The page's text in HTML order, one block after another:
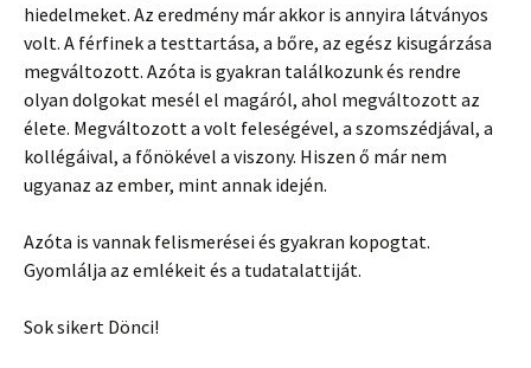
hiedelmeket. Az eredmény már akkor is annyira látványos
volt. A férfinek a testtartása, a bőre, az egész kisugárzása
megváltozott. Azóta is gyakran találkozunk és rendre
olyan dolgokat mesél el magáról, ahol megváltozott az
élete. Megváltozott a volt feleségével, a szomszédjával, a
kollégáival, a főnökével a viszony. Hiszen ő már nem
ugyanaz az ember, mint annak idején.
Azóta is vannak felismerései és gyakran kopogtat.
Gyomlálja az emlékeit és a tudatalattiját.
Sok sikert Dönci!